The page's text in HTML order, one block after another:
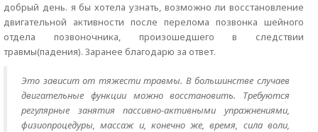
добрый день. я бы хотела узнать, возможно ли восстановление
двигательной активности после перелома позвонка шейного
отдела позвоночника, произошедшего в следствии
травмы(падения). Заранее благодарю за ответ.
Это зависит от тяжести травмы. В большинстве случаев
двигательные функции можно восстановить. Требуются
регулярные занятия пассивно-активными упражнениями,
физиопроцедуры, массаж и, конечно же, время, сила воли,